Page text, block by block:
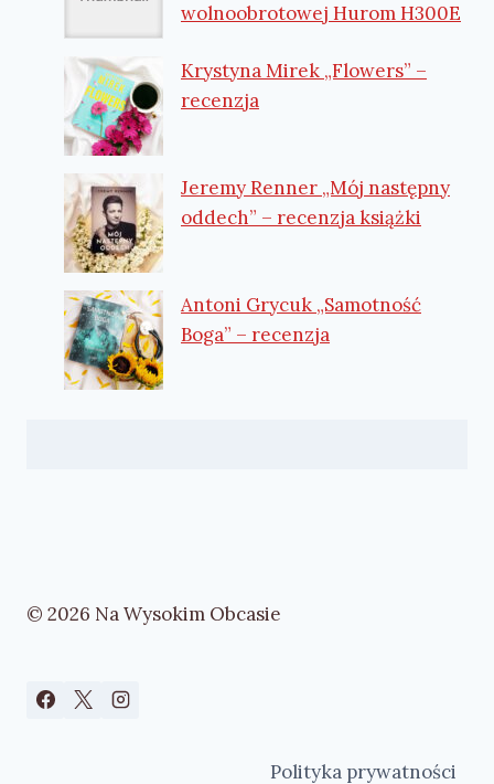
wolnoobrotowej Hurom H300E
Krystyna Mirek „Flowers” –
recenzja
Jeremy Renner „Mój następny
oddech” – recenzja książki
Antoni Grycuk „Samotność
Boga” – recenzja
© 2026 Na Wysokim Obcasie
Polityka prywatności